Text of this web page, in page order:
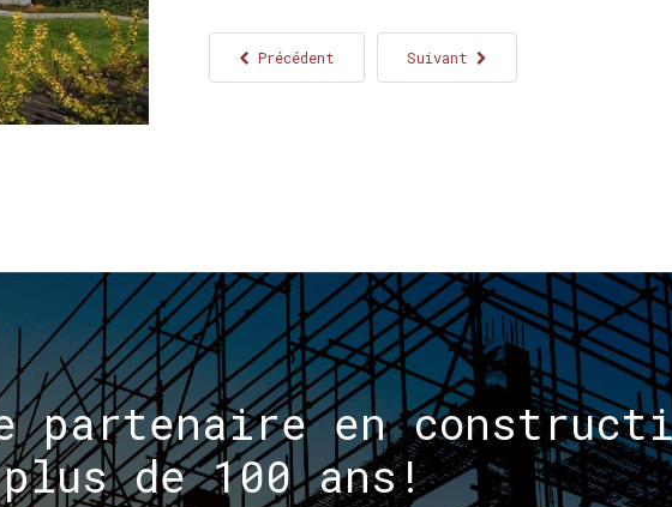
Précédent Suivant
partenaire en
plus de 100 ans!